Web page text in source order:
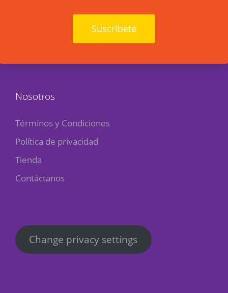
Suscríbete
Nosotros
Términos y Condiciones
Política de privacidad
Tienda
Contáctanos
Change privacy settings